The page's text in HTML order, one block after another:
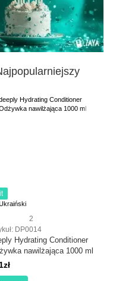
2
DP0014
Hydrating Conditioner
nawilżająca 1000 ml